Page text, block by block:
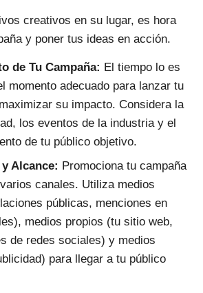
creativos en su lugar, es hora
y poner tus ideas en acción.
de Tu Campaña: El tiempo lo es
momento adecuado para lanzar tu
su impacto. Considera la
los eventos de la industria y el
de tu público objetivo.
Alcance: Promociona tu campaña
canales. Utiliza medios
públicas, menciones en
medios propios (tu sitio web,
de redes sociales) y medios
para llegar a tu público